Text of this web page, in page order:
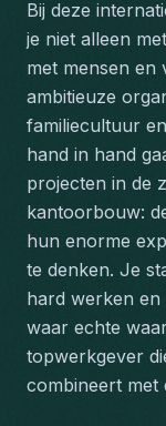
Bij deze
je niet alleen
met mensen en
ambitieuze
familiecultuur
hand in hand
projecten in de
kantoorbouw:
hun enorme
te denken. Je
hard werken en
waar echte
topwerkgever
combineert met